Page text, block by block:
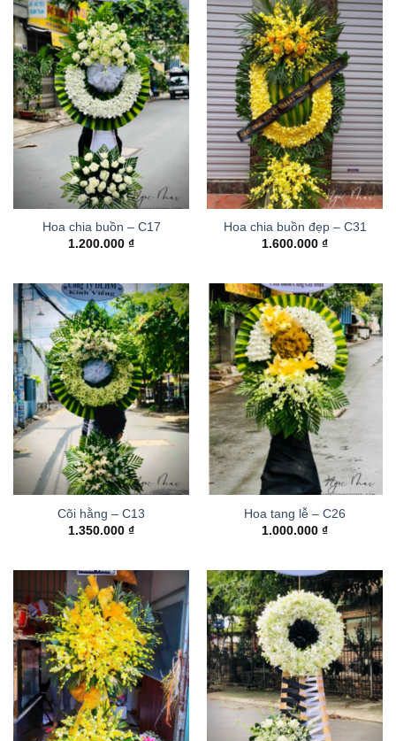
Hoa chia buồn – C17
1.200.000 ₫
Hoa chia buồn đẹp – C31
1.600.000 ₫
Cõi hằng – C13
1.350.000 ₫
Hoa tang lễ – C26
1.000.000 ₫